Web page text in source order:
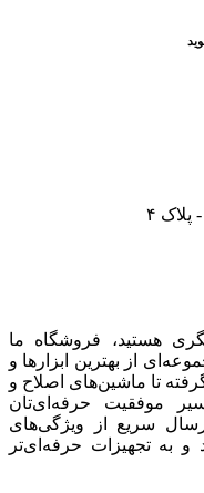
۴
هستید، فروشگاه ما
از بهترین ابزارها و
تا ماشین‌های اصلاح و
موفقیت حرفه‌ای‌تان
سریع از ویژگی‌های
به تجهیزات حرفه‌ای‌تر